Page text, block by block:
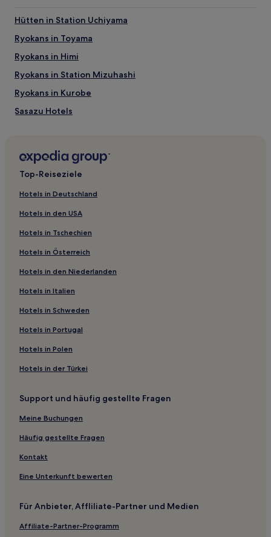
Iwase
Burg Toyama
Aktivitäten nahe Strand Iwase
CiC Toyama
Mirage Land
Taikoyama Land
Flüge nach Toyama
Flughafen Toyama (TOY), 6,2 km vom Zentrum von Toyama
Hütten in Station Uchiyama
Ryokans in Toyama
Ryokans in Himi
Ryokans in Station Mizuhashi
Ryokans in Kurobe
Sasazu Hotels
Uozu Hotels
Hotels nahe Kunstmuseum Rakusui-tei
Hotels nahe Toyama
Nyuzen Hotels
Omaki Onsen Hotels
Hotels nahe Tonami Tulip Park
Hotels nahe Mt. Tateyama
Hotels nahe Sarutobi-Schlucht
Hotels nahe Burg Toyama
Matsunoki: Hotels
Hotels nahe Namazu Onsen
Meiken Onsen Hotels
Hasumachi: Hotels
Hotels nahe Staudamm Arimine
Hotels nahe Strand Iwase
Yokata: Hotels
Mikkaichi: Hotels
Top-Reiseziele
Hotels in Deutschland
Hotels in den USA
Hotels in Tschechien
Hotels in Österreich
Hotels in den Niederlanden
Hotels in Italien
Hotels in Schweden
Hotels in Portugal
Hotels in Polen
Hotels in der Türkei
Support und häufig gestellte Fragen
Meine Buchungen
Häufig gestellte Fragen
Kontakt
Eine Unterkunft bewerten
Für Anbieter, Affliliate-Partner und Medien
Affiliate-Partner-Programm